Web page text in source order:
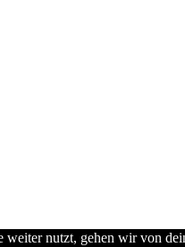
nutzt, gehen wir von